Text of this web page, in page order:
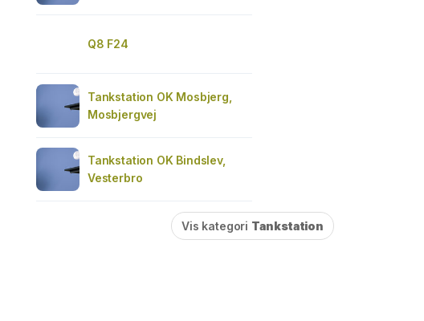
Q8 F24
Tankstation OK Mosbjerg,
Mosbjergvej
Tankstation OK Bindslev,
Vesterbro
Vis kategori Tankstation